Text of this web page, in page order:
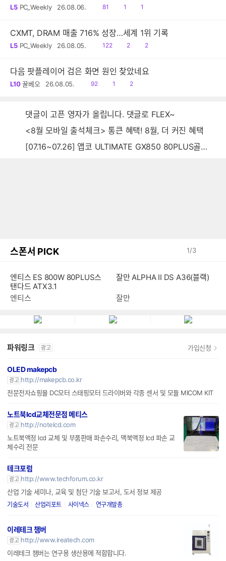
L5 PC_Weekly 26.08.06.
읽
81
공1
댓1
CXMT, DRAM 매출 716% 성장…세계 1위 기록
L5 PC_Weekly 26.08.05.
읽
122
공
2
댓
2
다음 팟플레이어 검은 화면 원인 찾았네요
L10 꿀베오 26.08.05.
읽
92
공1
댓
2
댓글이 고픈 영자가 올립니다. 댓글로 FLEX~
<8월 모바일 출석체크> 통큰 혜택! 8월, 더 커진 혜택
[07.16~07.26] 앱코 ULTIMATE GX850 80PLUS골드 풀모듈러 ATX3.0 블랙
스폰서 PICK 1/3
엔티스 ES 800W 80PLUS스
탠다드 ATX3.1
엔티스
잘만 ALPHA II DS A36(블랙)
잘만
파워링크 광고 가입신청
OLED makepcb
광고 http://makepcb.co.kr
전문전자쇼핑몰 DC모터 스태핑모터 드라이버와 각종 센서 및 모듈 MICOM KIT
노트북lcd교체전문점 메티스
광고 http://notelcd.com
노트북액정 lcd 교체 및 부품판매 파손수리, 맥북액정 lcd 파손 교
체수리 전문
테크포럼
광고 http://www.techforum.co.kr
산업 기술 세미나, 교육 및 첨단 기술 보고서, 도서 정보 제공
기술도서 산업리포트 사이넥스 연구개발총
이레테크 챔버
광고 http://www.ireatech.com
이레테크 챔버는 연구용 생산용에 적합합니다.